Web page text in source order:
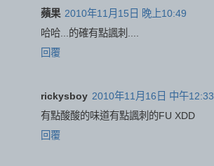
蘋果 2010年11月15日 晚上10:49
哈哈...的確有點諷刺....
回覆
rickysboy 2010年11月16日 中午12:33
有點酸酸的味道有點諷刺的FU XDD
回覆